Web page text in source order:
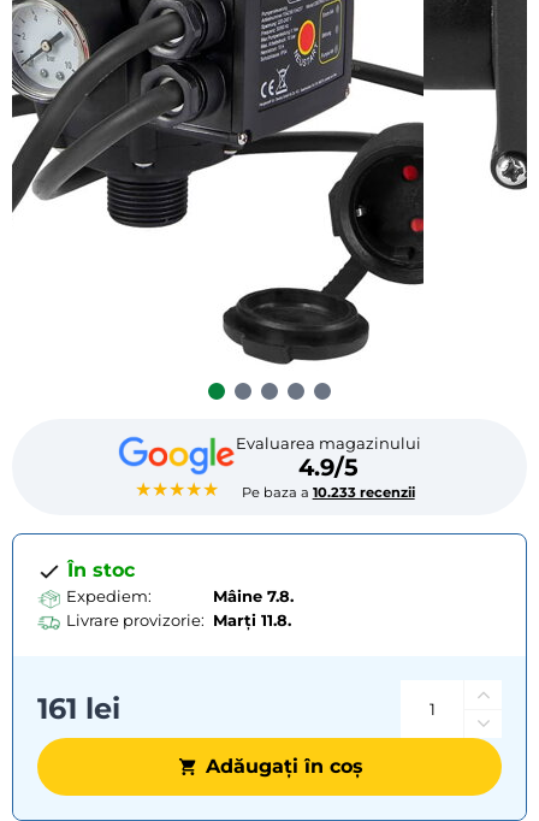
★★★★★
Evaluarea magazinului
4.9/5
Pe baza a 10.233 recenzii
În stoc
Expediem:
Mâine 7.8.
Livrare provizorie: Marți 11.8.
161 lei
Adăugați în coș